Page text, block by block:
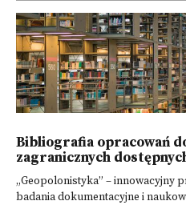
Bibliografia opracowań
zagranicznych
„Geopolonistyka” – innowacyjny
badania dokumentacyjne i